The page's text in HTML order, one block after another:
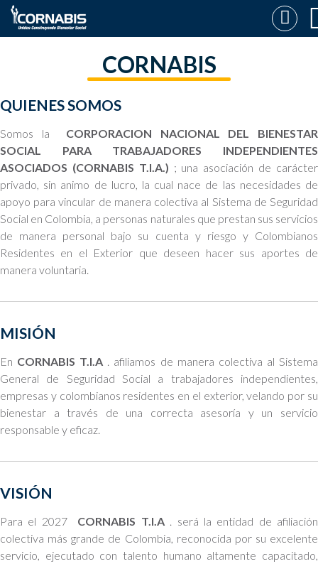
CORNABIS
QUIENES SOMOS
Somos la
CORPORACION NACIONAL DEL BIENESTAR
SOCIAL PARA TRABAJADORES INDEPENDIENTES
ASOCIADOS (CORNABIS T.I.A.) ; una asociación de carácter
privado, sin animo de lucro, la cual nace de las necesidades de
apoyo para vincular de manera colectiva al Sistema de Seguridad
Social en Colombia, a personas naturales que prestan sus servicios
de manera personal bajo su cuenta y riesgo y Colombianos
Residentes en el Exterior que deseen hacer sus aportes de
manera voluntaria.
MISIÓN
En CORNABIS T.I.A . afiliamos de manera colectiva al Sistema
General de Seguridad Social a trabajadores independientes,
empresas y colombianos residentes en el exterior, velando por su
bienestar a través de una correcta asesoría y un servicio
responsable y eficaz.
VISIÓN
Para el 2027 CORNABIS T.I.A. será la entidad de afiliación
colectiva más grande de Colombia, reconocida por su excelente
servicio, ejecutado con talento humano altamente capacitado,